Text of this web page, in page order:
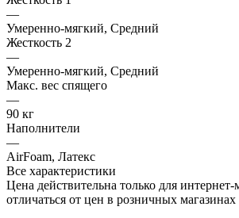
—
Умеренно-мягкий, Средний
Жесткость 2
—
Умеренно-мягкий, Средний
Макс. вес спящего
—
90 кг
Наполнители
—
AirFoam, Латекс
Все характеристики
Цена действительна только для
отличаться от цен в розничных магазинах